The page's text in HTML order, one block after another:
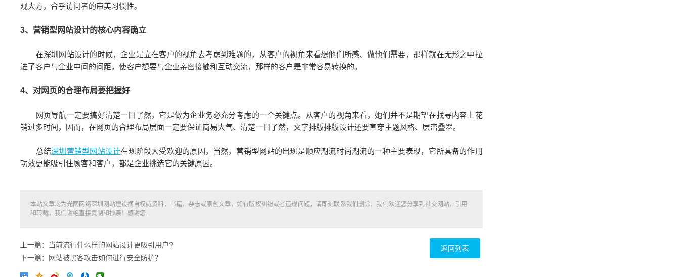
观大方，合乎访问者的审美习惯性。
3、营销型网站设计的核心内容确立
在深圳网站设计的时候，企业是立在客户的视角去考虑到难题的，从客户的视角来看想他们所感、做他们需要，那样就在无形之中拉
进了客户与企业中间的间距，使客户想要与企业亲密接触和互动交流，那样的客户是非常容易转换的。
4、对网页的合理布局要把握好
网页导航一定要搞好清楚一目了然，它是做为企业务必充分考虑的一个关键点。从客户的视角来看，她们并不是期望在找寻内容上花
销过多时间，因而，在网页的合理布局层面一定要保证简易大气、清楚一目了然，文字排版排版设计还要直穿主题风格、层峦叠翠。
总结深圳营销型网站设计在现阶段大受欢迎的原因，当然，营销型网站的出现是顺应潮流时尚潮流的一种主要表现，它所具备的作用
功效更能吸引住顾客和客户，都是企业挑选它的关键原因。
本站文章均为光雨网络深圳网站建设摘自权威资料，书籍，杂志或原创文章，如有版权纠纷或者违规问题，请即刻联系我们删除，我们欢迎您分享到社交网站，引用
和转载，我们谢绝直接复制和抄袭！感谢您...
返回列表
上一篇：当前流行什么样的网站设计更吸引用户?
下一篇：网站被黑客攻击如何进行安全防护？